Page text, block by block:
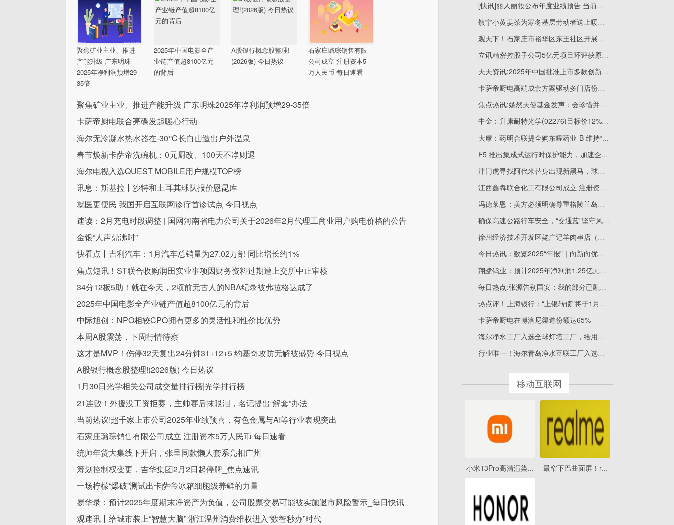
聚焦矿业主业、推进
产能升级 广东明珠
2025年净利润预增29-
35倍
2025年中国电影全产
业链产值超8100亿元
的背后
A股银行概念股整理!
(2026版) 今日热议
石家庄璐琮销售有限
公司成立 注册资本5
万人民币 每日速看
聚焦矿业主业、推进产能升级 广东明珠2025年净利润预增29-35倍
卡萨帝厨电联合亮碟发起暖心行动
海尔无冷凝水热水器在-30℃长白山造出户外温泉
春节焕新卡萨帝洗碗机：0元厨改、100天不净则退
海尔电视入选QUEST MOBILE用户规模TOP榜
讯息：斯基拉丨沙特和土耳其球队报价恩昆库
就医更便民 我国开启互联网诊疗首诊试点 今日视点
速读：2月充电时段调整 | 国网河南省电力公司关于2026年2月代理工商业用户购电价格的公告
金银“人声鼎沸时”
快看点丨吉利汽车：1月汽车总销量为27.02万部 同比增长约1%
焦点短讯！ST联合收购润田实业事项因财务资料过期遭上交所中止审核
34分12板5助！就在今天，2项前无古人的NBA纪录被弗拉格达成了
2025年中国电影全产业链产值超8100亿元的背后
中际旭创：NPO相较CPO拥有更多的灵活性和性价比优势
本周A股震荡，下周行情待察
这才是MVP！伤停32天复出24分钟31+12+5 约基奇攻防无解被盛赞 今日视点
A股银行概念股整理!(2026版) 今日热议
1月30日光学相关公司成交量排行榜|光学排行榜
21连败！外援没工资拒赛，主帅赛后抹眼泪，名记提出“解套”办法
当前热议!超千家上市公司2025年业绩预喜，有色金属与AI等行业表现突出
石家庄璐琮销售有限公司成立 注册资本5万人民币 每日速看
统帅年货大集线下开启，张呈同款懒人套系亮相广州
筹划控制权变更，吉华集团2月2日起停牌_焦点速讯
一场柠檬“爆破”测试出卡萨帝冰箱细胞级养鲜的力量
易华录：预计2025年度期末净资产为负值，公司股票交易可能被实施退市风险警示_每日快讯
观速讯丨给城市装上“智慧大脑” 浙江温州消费维权进入“数智秒办”时代
[快讯]丽人丽妆公布年度业绩预告 当前资讯
镇宁小黄姜茶为寒冬基层劳动者送上暖心关怀 今日热讯
观天下！石家庄市裕华区东王社区开展免费中医健康公益筛查活动
立讯精密控股子公司5亿元项目环评获原则同意
天天资讯:2025年中国批准上市多款创新药 30款已纳入医保
卡萨帝厨电高端成套方案驱动多门店份额第一
焦点热讯:嫣然天使基金发声：会珍惜并妥善使用善款，已筹满项目待完成备案补正后开放捐赠渠道
中金：升康耐特光学(02276)目标价12%至65港元 上调盈测
大摩：药明合联提全购东曜药业-B 维持“增持”评级 今日关注
F5 推出集成式运行时保护能力，加速企业级AI安全规模化部署
津门虎寻找阿代米替身出现新黑马，球迷曾看好他入队，却被辟谣
江西鑫犇联合化工有限公司成立 注册资本100万人民币
冯德莱恩：美方必须明确尊重格陵兰岛和丹麦主权
确保高速公路行车安全，“交通蓝”坚守风雪夜
徐州经济技术开发区姥广记羊肉串店（个体工商户）成立 注册资本2万人民币 今日要闻
今日热讯：数览2025“年报”｜向新向优，中国经济向好
翔鹭钨业：预计2025年净利润1.25亿元~1.8亿元 同比扭亏为盈
每日热点:张源告别国安：我的部分已融进这座城市，会永远记得这段故事
热点评！上海银行：“上银转债”将于1月26日支付年度利息
卡萨帝厨电在博洛尼渠道份额达65%
海尔净水工厂入选全球灯塔工厂，给用户两大利好
行业唯一！海尔青岛净水互联工厂入选全球灯塔工厂
移动互联网
小米13Pro高清渲染... 最窄下巴曲面屏！r...